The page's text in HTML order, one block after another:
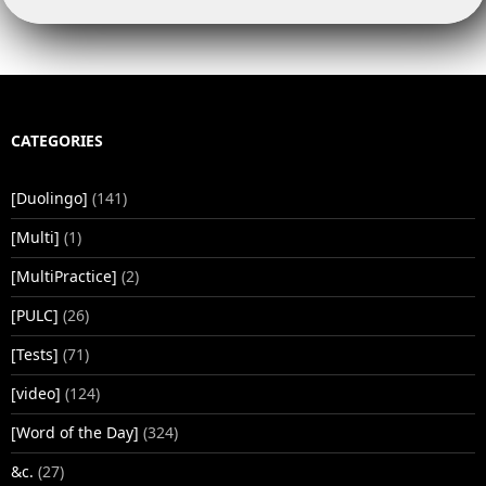
CATEGORIES
[Duolingo] (141)
[Multi] (1)
[MultiPractice] (2)
[PULC] (26)
[Tests] (71)
[video] (124)
[Word of the Day] (324)
&c. (27)